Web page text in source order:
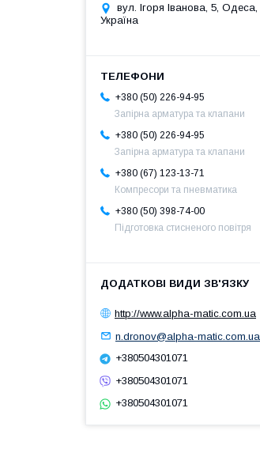
вул. Ігоря Іванова, 5, Одеса,
Україна
+380 (50) 226-94-95
Запірна арматура та клапани
+380 (50) 226-94-95
Запірна арматура та клапани
+380 (67) 123-13-71
Компресори та пневматика
+380 (50) 398-74-00
Підготовка стисненого повітря
http://www.alpha-matic.com.ua
n.dronov@alpha-matic.com.ua
+380504301071
+380504301071
+380504301071